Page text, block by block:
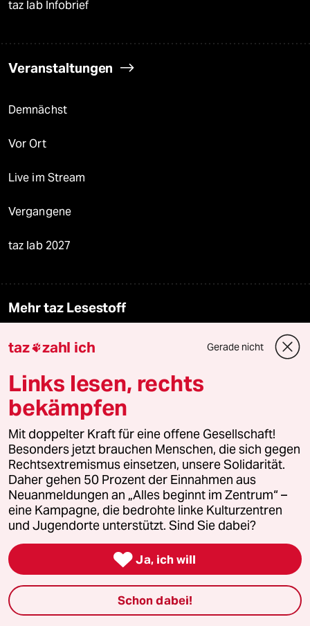
taz lab Infobrief
Veranstaltungen
Demnächst
Vor Ort
Live im Stream
Vergangene
taz lab 2027
Mehr taz Lesestoff
taz Blogs
taz FUTURZWEI
Le Monde diplomatique
taz Archiv
Mehr taz Angebote
Reisen
Kantine
taz zahl ich Gerade nicht
Links lesen, rechts
bekämpfen
Mit doppelter Kraft für eine offene Gesellschaft!
Besonders jetzt brauchen Menschen, die sich gegen
Rechtsextremismus einsetzen, unsere Solidarität.
Daher gehen 50 Prozent der Einnahmen aus
Neuanmeldungen an „Alles beginnt im Zentrum“ –
eine Kampagne, die bedrohte linke Kulturzentren
und Jugendorte unterstützt. Sind Sie dabei?
 Ja, ich will
Schon dabei!